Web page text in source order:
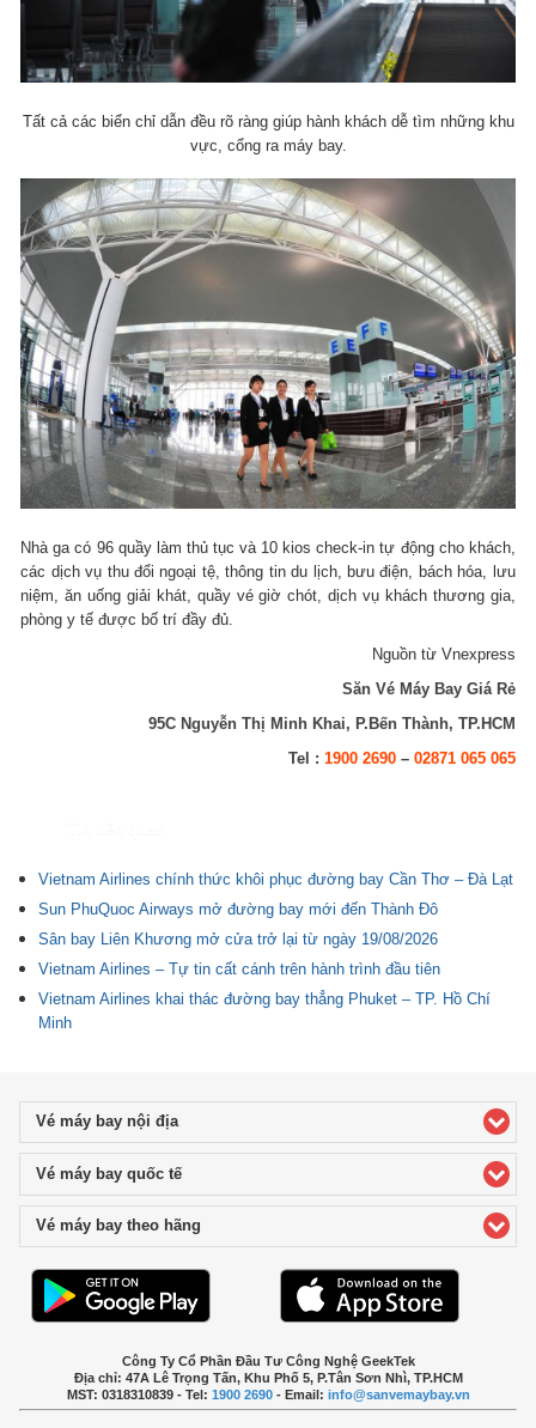
Tất cả các biển chỉ dẫn đều rõ ràng giúp hành khách dễ tìm những khu
vực, cổng ra máy bay.
Nhà ga có 96 quầy làm thủ tục và 10 kios check-in tự động cho khách,
các dịch vụ thu đổi ngoại tệ, thông tin du lịch, bưu điện, bách hóa, lưu
niệm, ăn uống giải khát, quầy vé giờ chót, dịch vụ khách thương gia,
phòng y tế được bố trí đầy đủ.
Nguồn từ Vnexpress
Săn Vé Máy Bay Giá Rẻ
95C Nguyễn Thị Minh Khai, P.Bến Thành, TP.HCM
Tel : 1900 2690– 02871 065 065
Vietnam Airlines chính thức khôi phục đường bay Cần Thơ – Đà Lạt
Sun PhuQuoc Airways mở đường bay mới đến Thành Đô
Sân bay Liên Khương mở cửa trở lại từ ngày 19/08/2026
Vietnam Airlines – Tự tin cất cánh trên hành trình đầu tiên
Vietnam Airlines khai thác đường bay thẳng Phuket – TP. Hồ Chí
Minh
Vé máy bay nội địaclick to expand contents
Vé máy bay quốc tếclick to expand contents
Vé máy bay theo hãng
Công Ty Cổ Phần Đầu Tư Công Nghệ GeekTek
Địa chỉ: 47A Lê Trọng Tấn, Khu Phố 5, P.Tân Sơn Nhì, TP.HCM
MST: 0318310839 - Tel: 1900 2690- Email: info@sanvemaybay.vn